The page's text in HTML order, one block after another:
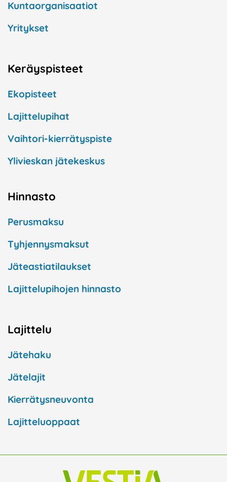
Kuntaorganisaatiot
Yritykset
Keräyspisteet
Ekopisteet
Lajittelupihat
Vaihtori-kierrätyspiste
Ylivieskan jätekeskus
Hinnasto
Perusmaksu
Tyhjennysmaksut
Jäteastiatilaukset
Lajittelupihojen hinnasto
Lajittelu
Jätehaku
Jätelajit
Kierrätysneuvonta
Lajitteluoppaat